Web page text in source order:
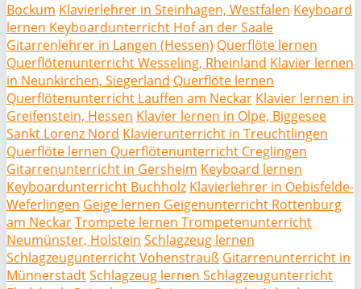
Bockum Klavierlehrer in Steinhagen, Westfalen Keyboard
lernen Keyboardunterricht Hof an der Saale
Gitarrenlehrer in Langen (Hessen) Querflöte lernen
Querflötenunterricht Wesseling, Rheinland Klavier lernen
in Neunkirchen, Siegerland Querflöte lernen
Querflötenunterricht Lauffen am Neckar Klavier lernen in
Greifenstein, Hessen Klavier lernen in Olpe, Biggesee
Sankt Lorenz Nord Klavierunterricht in Treuchtlingen
Querflöte lernen Querflötenunterricht Creglingen
Gitarrenunterricht in Gersheim Keyboard lernen
Keyboardunterricht Buchholz Klavierlehrer in Oebisfelde-
Weferlingen Geige lernen Geigenunterricht Rottenburg
am NeckarTrompete lernen Trompetenunterricht
Neumünster, Holstein Schlagzeug lernen
Schlagzeugunterricht Vohenstrauß Gitarrenunterricht in
MünnerstadtSchlagzeug lernen Schlagzeugunterricht